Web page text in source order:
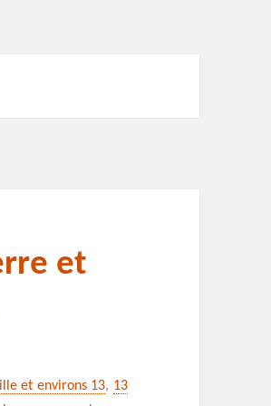
et
et environs 13, 13